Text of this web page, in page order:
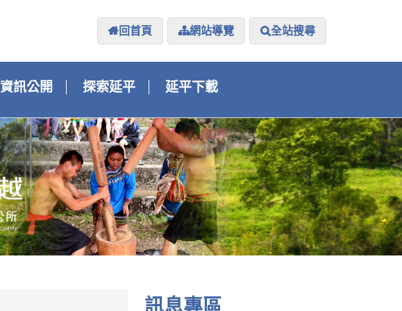
回首頁 網站導覽 全站搜尋
資訊公開 探索延平 延平下載